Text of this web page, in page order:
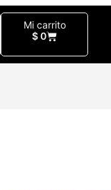
Mi carrito
$0